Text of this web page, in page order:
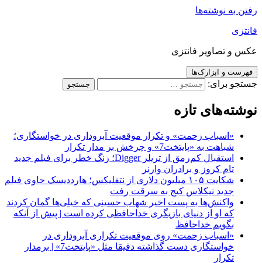
رفتن به نوشته‌ها
فانتزی
عکس و تصاویر فانتزی
فهرست و ابزارک‌ها
جستجو برای:
نوشته‌های تازه
«اسباب زحمت» و تکرار موقعیت آبروداری در خواستگاری؛
شباهت به «پایتخت7» و چرخش بر مدار تکرار
استقبال کم‌رمق از تریلر Digger؛ زنگ خطر برای فیلم جدید
تام کروز و برادران وارنر
شکایت ۱۰۵ میلیون دلاری از نتفلیکس؛ هارددیسک حاوی فیلم
جدید نیکلاس کیج به سرقت رفت
واکنش‌ها به پست اخیر شهاب حسینی که خیلی‌ها گمان کردند
که او از دنیای بازیگری خداحافظی کرده است | پیش از آنکه
بگویم خداحافظ
«اسباب زحمت» روی موقعیت تکراری آبروداری در
خواستگاری دست گذاشته دقیقا مثل «پایتخت7» | برمدار
تکرار